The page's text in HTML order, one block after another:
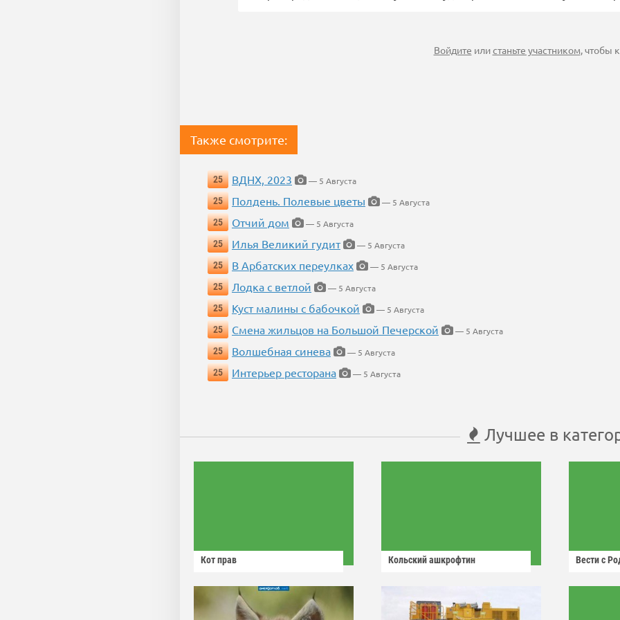
Войдите илистаньте участником, чтобы
Также смотрите:
25 ВДНХ, 2023
— 5 Августа
25
Полдень. Полевые цветы
— 5 Августа
25
Отчий дом
— 5 Августа
25
Илья Великий гудит
— 5 Августа
25
В Арбатских переулках
— 5 Августа
25
Лодка с ветлой
— 5 Августа
25
Куст малины с бабочкой
— 5 Августа
25
Смена жильцов на Большой Печерской
— 5 Августа
25
Волшебная синева
— 5 Августа
25
Интерьер ресторана — 5 Августа
Лучшее в
Кот прав Кольский ашкрофтин Вести с